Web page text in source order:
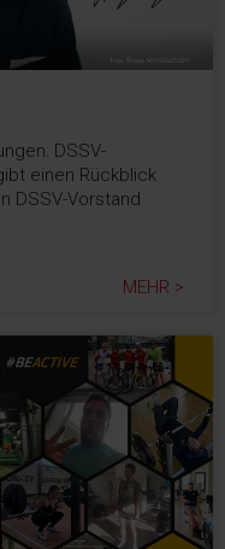
DSSV-
einen Rückblick
DSSV-Vorstand
MEHR >